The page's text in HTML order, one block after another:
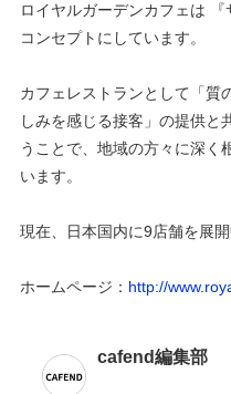
ロイヤルガーデンカフェは
コンセプトにしています。
カフェレストランとして「質
しみを感じる接客」の提供と
うことで、地域の方々に深く
います。
現在、日本国内に9店舗を展開
ホームページ： http://
cafend編集部